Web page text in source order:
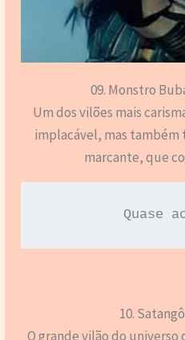
09. Monstro
Um dos vilões mais
implacável, mas
marcante, que
Quase
10.
O grande vilão do universo